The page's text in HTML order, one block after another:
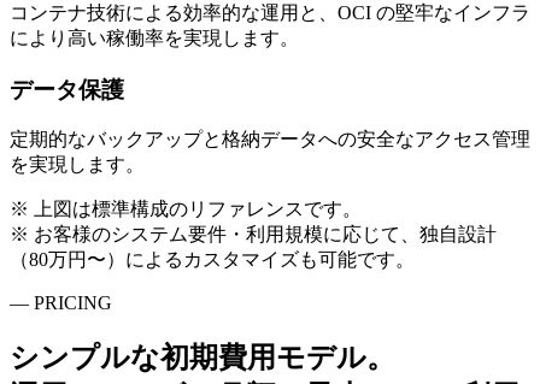
コンテナ技術による効率的な運用と、OCI の堅牢なインフラ
により高い稼働率を実現します。
データ保護
定期的なバックアップと格納データへの安全なアクセス管理
を実現します。
※ 上図は標準構成のリファレンスです。
※ お客様のシステム要件・利用規模に応じて、独自設計
（80万円〜）によるカスタマイズも可能です。
— PRICING
シンプルな初期費用モデル。